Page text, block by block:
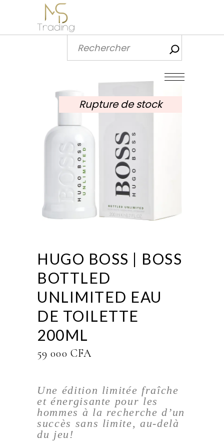
Rupture de stock
HUGO BOSS | BOSS
BOTTLED
UNLIMITED EAU
DE TOILETTE
200ML
59 000 CFA
Une édition limitée fraîche
et énergisante pour les
hommes à la recherche d’un
succès sans limite, au-delà
du jeu!